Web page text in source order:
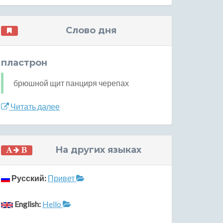
Слово дня
пластрон
брюшной щит панциря черепах
Читать далее
На других языках
Русский: Привет
English: Hello